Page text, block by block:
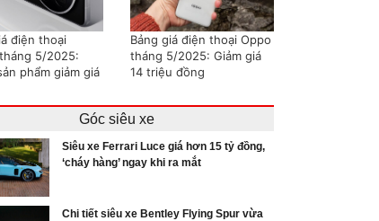
điện thoại
5/2025:
phẩm giảm giá
Bảng giá điện thoại Oppo
tháng 5/2025: Giảm giá
14 triệu đồng
Góc siêu xe
Siêu xe Ferrari Luce giá hơn 15 tỷ đồng,
‘cháy hàng’ ngay khi ra mắt
Chi tiết siêu xe Bentley Flying Spur vừa